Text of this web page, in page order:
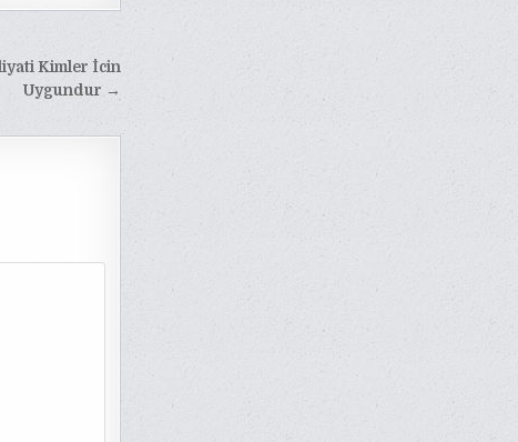
Kimler İcin
Uygundur →